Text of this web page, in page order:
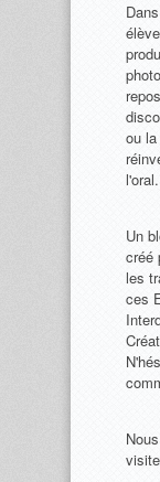
ou
l'oral.
Un
créé
les
ces